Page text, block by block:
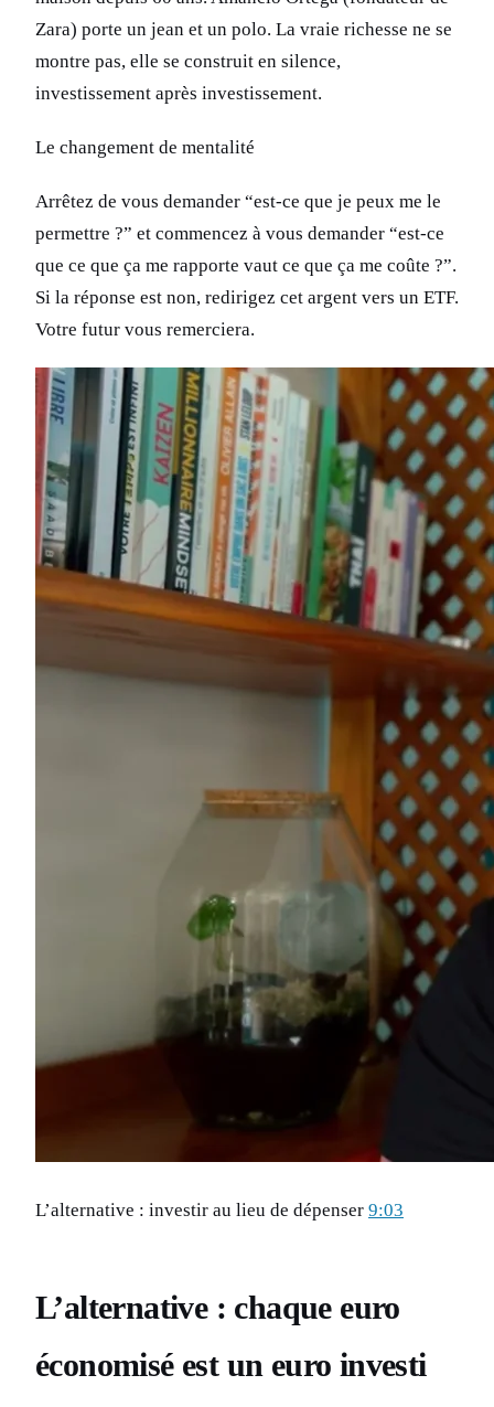
Zara) porte un jean et un polo. La vraie richesse ne se
montre pas, elle se construit en silence,
investissement après investissement.
Le changement de mentalité
Arrêtez de vous demander “est-ce que je peux me le
permettre ?” et commencez à vous demander “est-ce
que ce que ça me rapporte vaut ce que ça me coûte ?”.
Si la réponse est non, redirigez cet argent vers un ETF.
Votre futur vous remerciera.
L’alternative : investir au lieu de dépenser 9:03
L’alternative : chaque euro
économisé est un euro investi